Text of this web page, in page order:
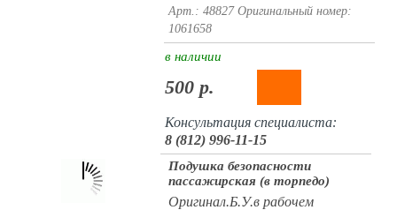
Арт.: 48827 Оригинальный номер:
1061658
в наличии
500 р.
Консультация специалиста:
8 (812) 996-11-15
Подушка безопасности
пассажирская (в торпедо)
Оригинал.Б.У.в рабочем